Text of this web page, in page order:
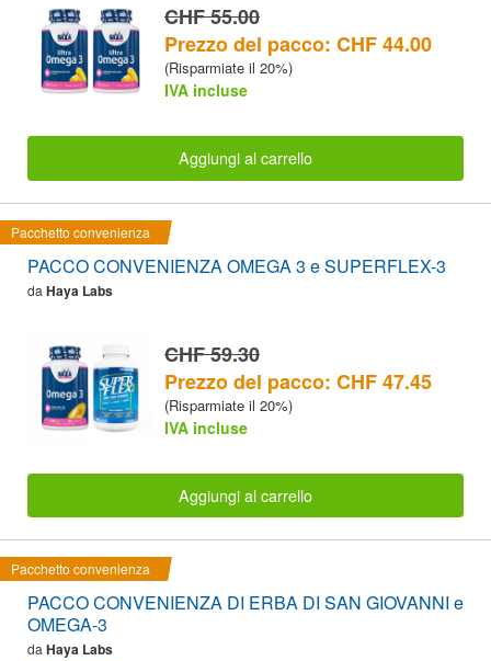
CHF 55.00
Prezzo del pacco: CHF 44.00
(Risparmiate il 20%)
IVA incluse
Aggiungi al carrello
Pacchetto convenienza
PACCO CONVENIENZA OMEGA 3 e SUPERFLEX-3
da Haya Labs
CHF 59.30
Prezzo del pacco: CHF 47.45
(Risparmiate il 20%)
IVA incluse
Aggiungi al carrello
Pacchetto convenienza
PACCO CONVENIENZA DI ERBA DI SAN GIOVANNI e
OMEGA-3
da Haya Labs